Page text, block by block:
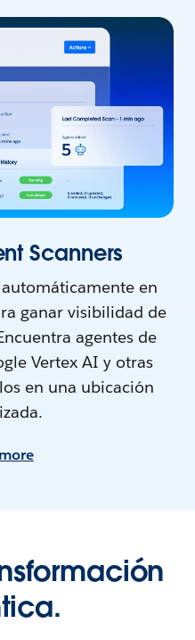
Scanners
en
ganar visibilidad de
agentes de
Vertex AI y otras
en una ubicación